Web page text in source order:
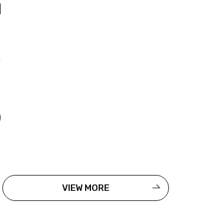
VIEW MORE